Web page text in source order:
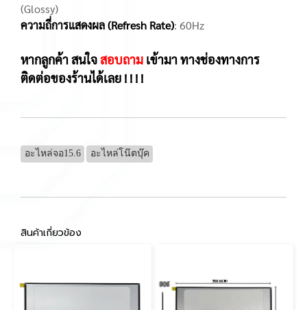
(Glossy)
ความถี่การแสดงผล (Refresh Rate): 60Hz
หากลูกค้า สนใจสอบถาม เข้ามา ทางช่องทางการ
ติดต่อของร้านได้เลย ! ! ! !
อะไหล่จอ15.6 อะไหล่โน๊ตบุ๊ค
สินค้าเกี่ยวข้อง